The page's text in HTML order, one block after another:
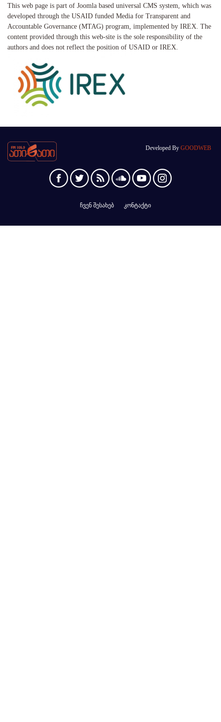
This web page is part of Joomla based universal CMS system, which was
developed through the USAID funded Media for Transparent and
Accountable Governance (MTAG) program, implemented by IREX. The
content provided through this web-site is the sole responsibility of the
authors and does not reflect the position of USAID or IREX.
Developed By GOODWEB
ჩვენ შესახებ კონტაქტი